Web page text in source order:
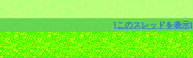
[このスレッドを表示]